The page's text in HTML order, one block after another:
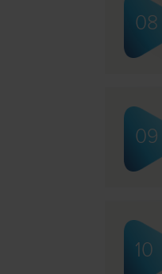
08
09
10